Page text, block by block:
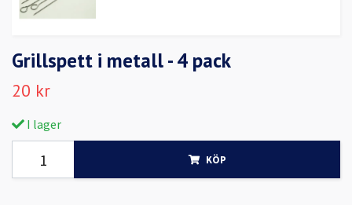
Grillspett i metall - 4 pack
20 kr
I lager
KÖP